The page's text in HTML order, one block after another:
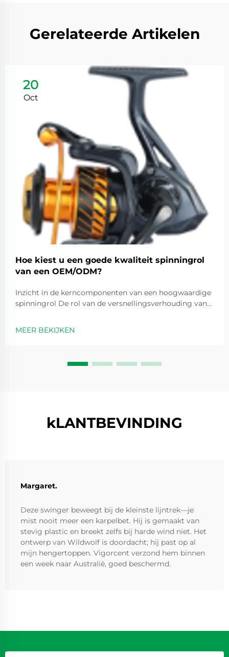
Gerelateerde Artikelen
20
Oct
Hoe kiest u een goede kwaliteit spinningrol
van een OEM/ODM?
Inzicht in de kerncomponenten van een hoogwaardige
spinningrol De rol van de versnellingsverhouding van
op 1 die aangeven hoe vaak de spoel ronddraait elke
MEER BEKIJKEN
kLANTBEVINDING
Margaret.
Deze swinger beweegt bij de kleinste lijntrek—je
mist nooit meer een karpelbet. Hij is gemaakt van
stevig plastic en breekt zelfs bij harde wind niet. Het
ontwerp van Wildwolf is doordacht; hij past op al
mijn hengertoppen. Vigorcent verzond hem binnen
een week naar Australië, goed beschermd.